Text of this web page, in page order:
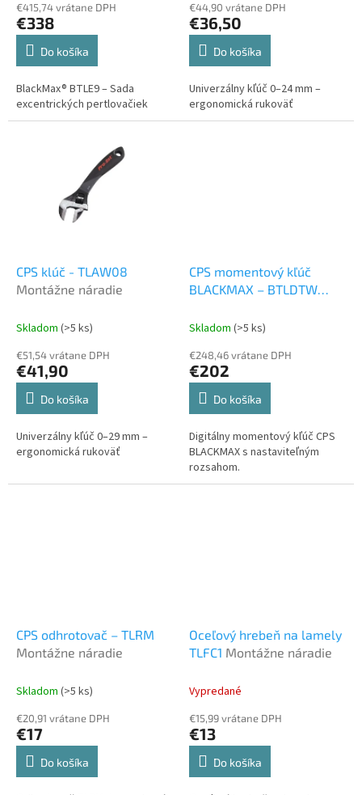
€415,74 vrátane DPH
€338
Do košíka
BlackMax® BTLE9 – Sada
excentrických pertlovačiek
€44,90 vrátane DPH
€36,50
Do košíka
Univerzálny kľúč 0–24 mm –
ergonomická rukoväť
CPS klúč - TLAW08
Montážne náradie
Skladom (>5 ks)
€51,54 vrátane DPH
€41,90
Do košíka
Univerzálny kľúč 0–29 mm –
ergonomická rukoväť
CPS momentový kľúč
BLACKMAX – BTLDTW
Skladom (>5 ks)
€248,46 vrátane DPH
€202
Do košíka
Digitálny momentový kľúč CPS
BLACKMAX s nastaviteľným
rozsahom.
CPS odhrotovač – TLRM
Montážne náradie
Skladom (>5 ks)
€20,91 vrátane DPH
€17
Do košíka
Oceľový hrebeň na lamely
TLFC1 Montážne náradie
Vypredané
€15,99 vrátane DPH
€13
Do košíka